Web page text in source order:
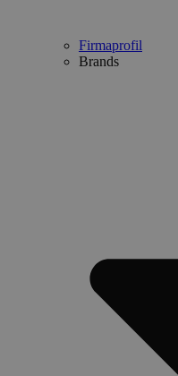
Firmaprofil
Brands